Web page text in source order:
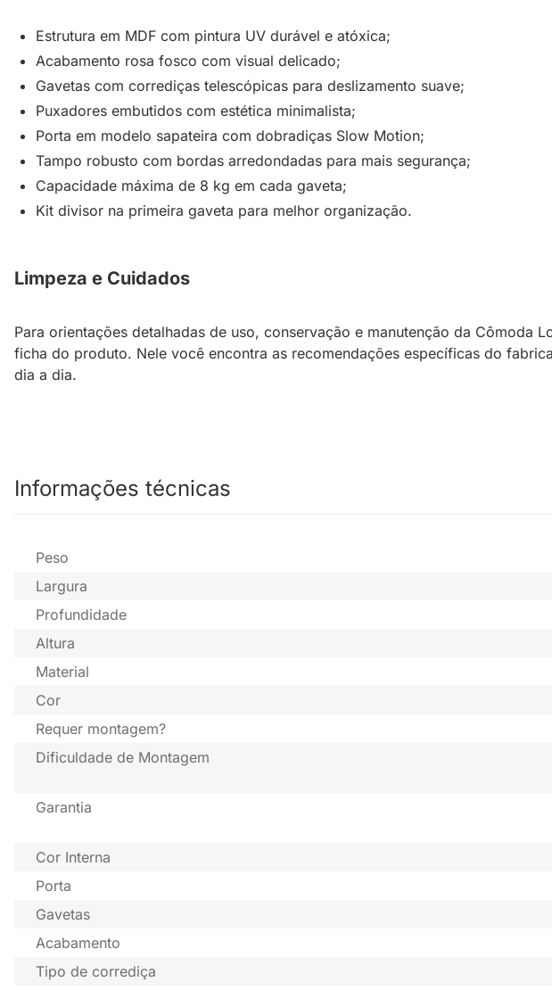
Estrutura em MDF com pintura UV durável e atóxica;
Acabamento rosa fosco com visual delicado;
Gavetas com corrediças telescópicas para deslizamento suave;
Puxadores embutidos com estética minimalista;
Porta em modelo sapateira com dobradiças Slow Motion;
Tampo robusto com bordas arredondadas para mais segurança;
Capacidade máxima de 8 kg em cada gaveta;
Kit divisor na primeira gaveta para melhor organização.
Limpeza e Cuidados
Para orientações detalhadas de uso, conservação e manutenção da Cômoda
ficha do produto. Nele você encontra as recomendações específicas do
dia a dia.
Informações técnicas
Peso
Largura
Profundidade
Altura
Material
Cor
Requer montagem?
Dificuldade de Montagem
Garantia
Cor Interna
Porta
Gavetas
Acabamento
Tipo de corrediça